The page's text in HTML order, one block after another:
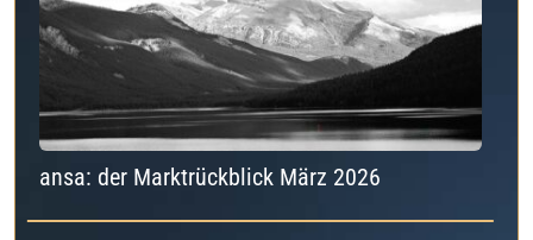
ansa: der Marktrückblick März 2026